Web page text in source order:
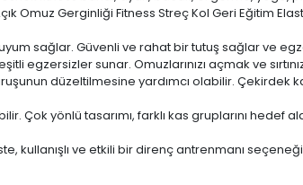
Omuz Gerginliği Fitness Streç Kol Geri Eğitim
sağlar. Güvenli ve rahat bir tutuş sağlar ve
egzersizler sunar. Omuzlarınızı açmak ve
düzeltilmesine yardımcı olabilir. Çekirdek
Çok yönlü tasarımı, farklı kas gruplarını
kullanışlı ve etkili bir direnç antrenmanı